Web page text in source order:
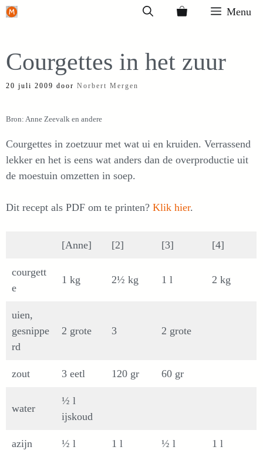
Ga
inhoud
Menu
Courgettes in het zuur
20 juli 2009 door Norbert Mergen
Bron: Anne Zeevalk en andere
Courgettes in zoetzuur met wat ui en kruiden. Verrassend
lekker en het is eens wat anders dan de overproductie uit
de moestuin omzetten in soep.
Dit recept als PDF om te printen? Klik hier.
[Anne] [2] [3] [4]
courgett
e
1 kg 2½ kg 1 l 2 kg
uien,
gesnippe
rd
2 grote 3 2 grote
zout 3 eetl 120 gr 60 gr
water
½ l
ijskoud
azijn ½ l 1 l ½ l 1 l